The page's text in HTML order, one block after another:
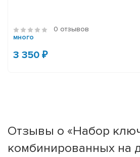
0 отзывов
много
3 350 ₽
Отзывы о «Набор
комбинированных на